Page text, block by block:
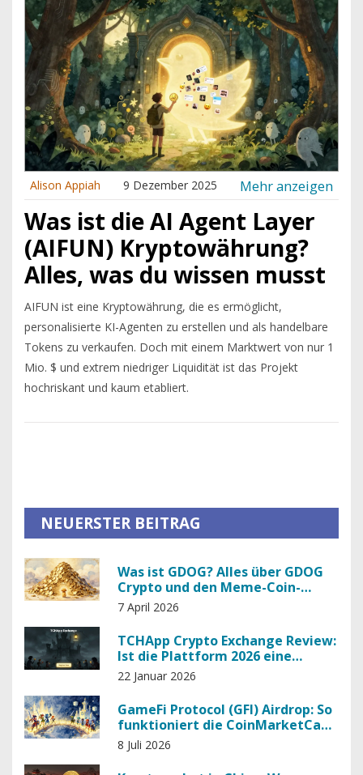
Alison Appiah 9 Dezember 2025 Mehr anzeigen
Was ist die AI Agent Layer
(AIFUN) Kryptowährung?
Alles, was du wissen musst
AIFUN ist eine Kryptowährung, die es ermöglicht,
personalisierte KI-Agenten zu erstellen und als handelbare
Tokens zu verkaufen. Doch mit einem Marktwert von nur 1
Mio. $ und extrem niedriger Liquidität ist das Projekt
hochriskant und kaum etabliert.
NEUERSTER BEITRAG
Was ist GDOG? Alles über GDOG
Crypto und den Meme-Coin-
Markt
7 April 2026
TCHApp Crypto Exchange Review:
Ist die Plattform 2026 eine
sichere Wahl?
22 Januar 2026
GameFi Protocol (GFI) Airdrop: So
funktioniert die CoinMarketCap-
Kampagne
8 Juli 2026